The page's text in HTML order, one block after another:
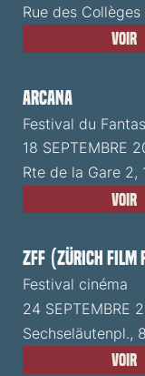
Rue des
Voir
ARCANA
Festival du
18 SEPTEMBRE
Rte de la Gare 2,
Voir
ZFF (Zürich Film
Festival cinéma
24 SEPTEMBRE
Sechseläutenpl.,
Voir